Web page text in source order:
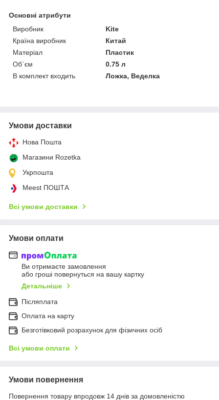
Основні атрибути
Виробник
Kite
Країна виробник
Китай
Матеріал
Пластик
Об`єм
0.75 л
В комплект входить
Ложка, Веделка
Умови доставки
Нова Пошта
Магазини Rozetka
Укрпошта
Meest ПОШТА
Всі умови доставки
Умови оплати
Ви отримаєте замовлення
або гроші повернуться на вашу картку
Детальніше
Післяплата
Оплата на карту
Безготівковий розрахунок для фізичних осіб
Всі умови оплати
Умови повернення
Повернення товару впродовж 14 днів за домовленістю